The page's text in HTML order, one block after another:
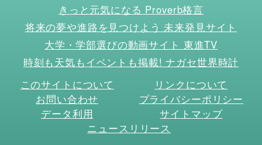
きっと元気になる Proverb格言
将来の夢や進路を見つけよう 未来発見サイト
大学・学部選びの動画サイト 東進TV
時刻も天気もイベントも掲載! ナガセ世界時計
このサイトについて
リンクについて
お問い合わせ
プライバシーポリシー
データ利用
サイトマップ
ニュースリリース